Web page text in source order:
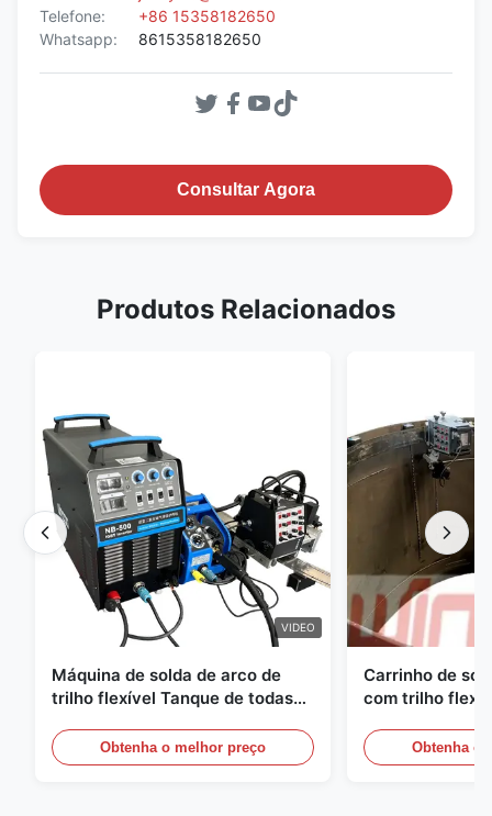
Telefone:
+86 15358182650
Whatsapp:
8615358182650
Consultar Agora
Produtos Relacionados
VIDEO
Máquina de solda de arco de
trilho flexível Tanque de todas
máquinas de construção
Obtenha o melhor preço
Carrinho de
com trilho
recipientes sob
Obtenha o